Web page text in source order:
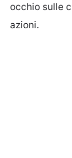
occhio sulle
azioni.